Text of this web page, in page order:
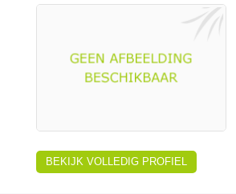
BEKIJK VOLLEDIG PROFIEL